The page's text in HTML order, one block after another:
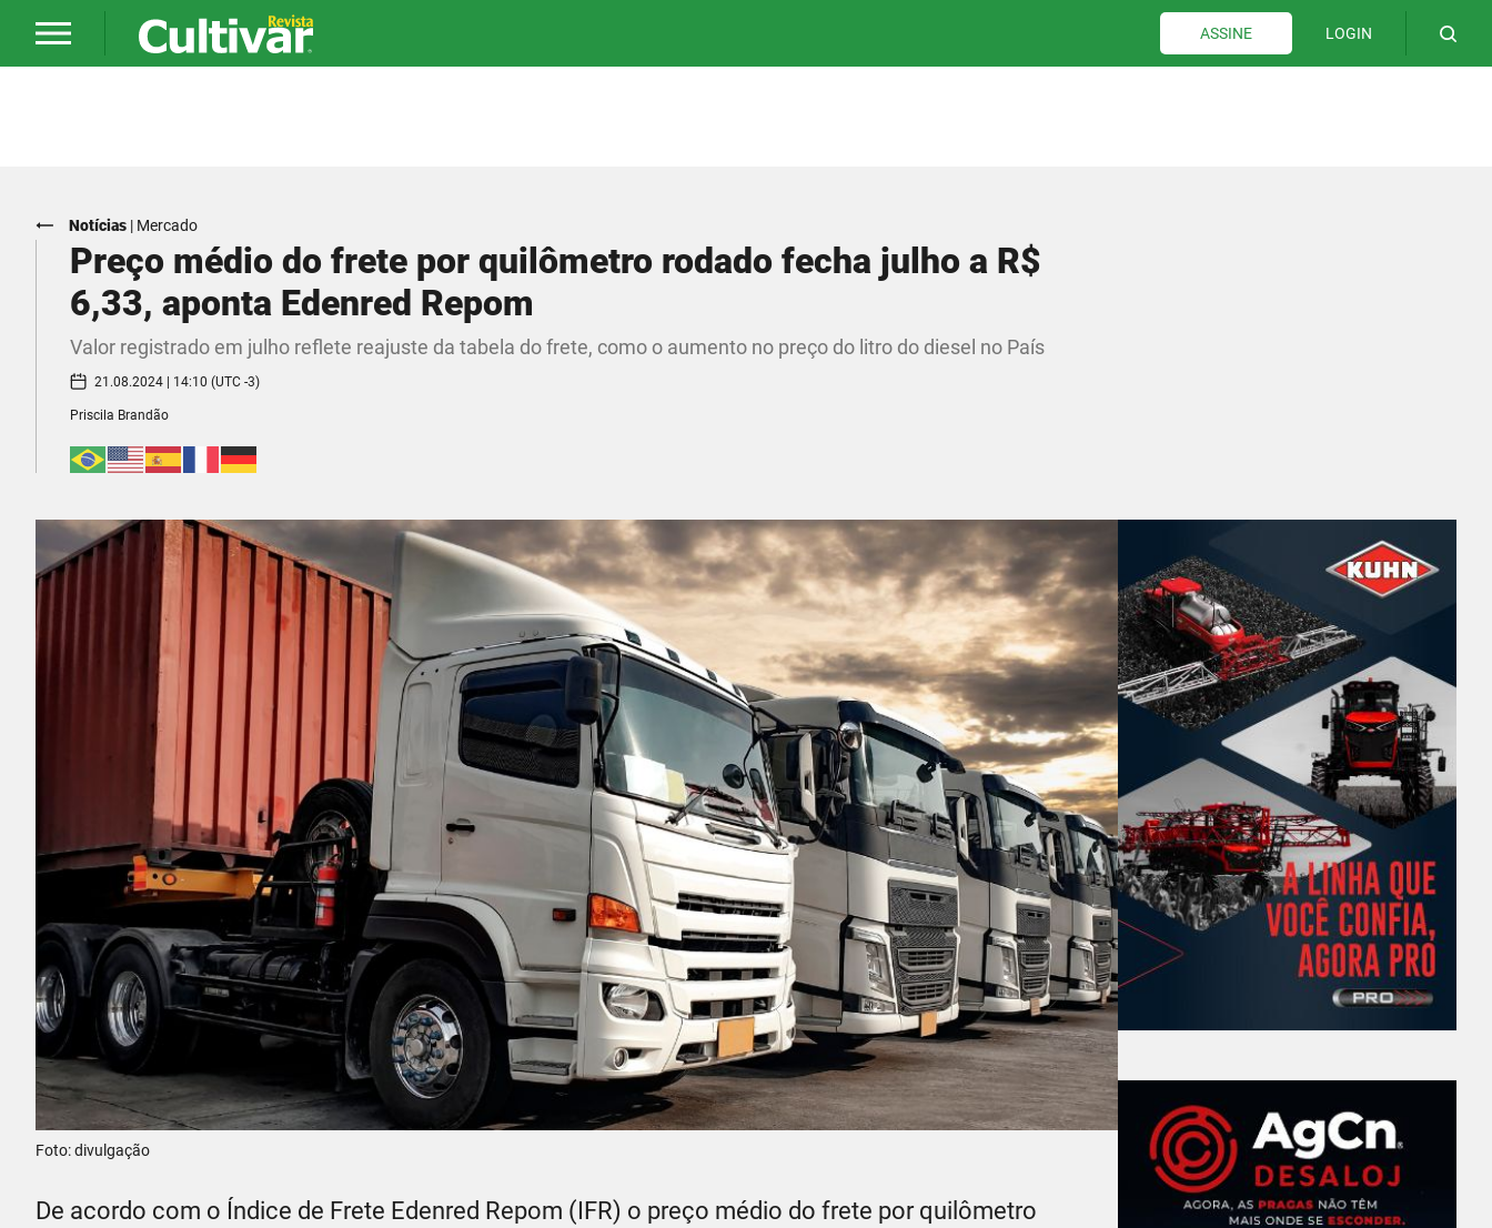
ASSINE LOGIN
Notícias | Mercado
Preço médio do frete por quilômetro rodado fecha julho a R$
6,33, aponta Edenred Repom
Valor registrado em julho reflete reajuste da tabela do frete, como o aumento no preço do litro do diesel no País
21.08.2024 | 14:10 (UTC -3)
Priscila Brandão
Foto: divulgação
De acordo com o Índice de Frete Edenred Repom (IFR) o preço médio do frete por quilômetro